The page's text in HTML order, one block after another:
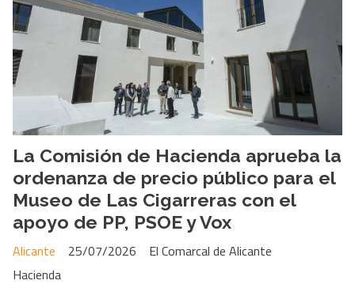
La Comisión de Hacienda aprueba la
ordenanza de precio público para el
Museo de Las Cigarreras con el
apoyo de PP, PSOE y Vox
El Comarcal de Alicante
Alicante
25/07/2026
Hacienda